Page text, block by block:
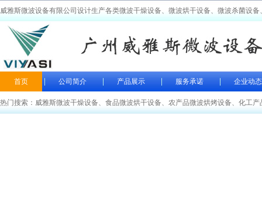
威雅斯微波设备有限公司设计生产各类微波干燥设备、微波烘干设备、微波杀菌设
首页 公司简介 产品展示 服务承诺 企业动态
热门搜索： 威雅斯微波干燥设备、 食品微波烘干设备、 农产品微波烘烤设备、 化工产